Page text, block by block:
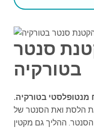
סנטר
בטורקיה
מנטופלסטי בטורקיה.
הלסת ואת הסנטר של
ההליך גם מקטין